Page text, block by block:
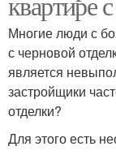
Многие люди с
с черновой
является
застройщики
отделки?
Для этого есть